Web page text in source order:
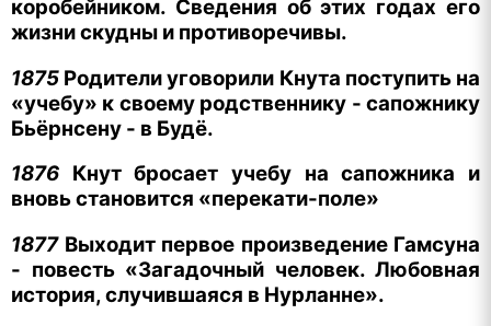
коробейником. Сведения об этих годах его
жизни скудны и противоречивы.
1875 Родители уговорили Кнута поступить на
«учебу» к своему родственнику - сапожнику
Бьёрнсену - в Будё.
1876 Кнут бросает учебу на сапожника и
вновь становится «перекати-поле»
1877Выходит первое произведение Гамсуна
- повесть «Загадочный человек. Любовная
история, случившаяся в Нурланне».